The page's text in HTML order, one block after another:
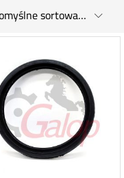
Domyślne sortowanie